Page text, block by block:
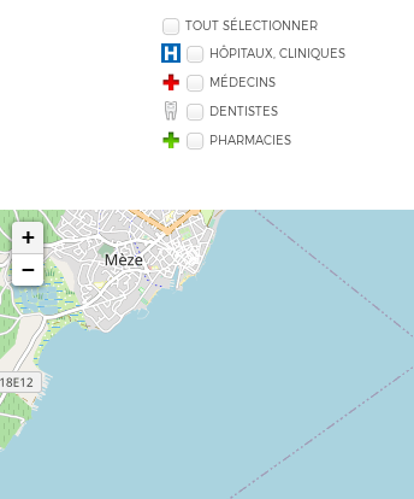
TOUT SÉLECTIONNER
HÔPITAUX, CLINIQUES
MÉDECINS
DENTISTES
PHARMACIES
+
−